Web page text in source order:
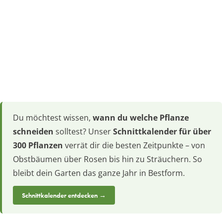
Du möchtest wissen, wann du welche Pflanze
schneiden solltest? UnserSchnittkalender für über
300 Pflanzen verrät dir die besten Zeitpunkte – von
Obstbäumen über Rosen bis hin zu Sträuchern. So
bleibt dein Garten das ganze Jahr in Bestform.
Schnittkalender entdecken →